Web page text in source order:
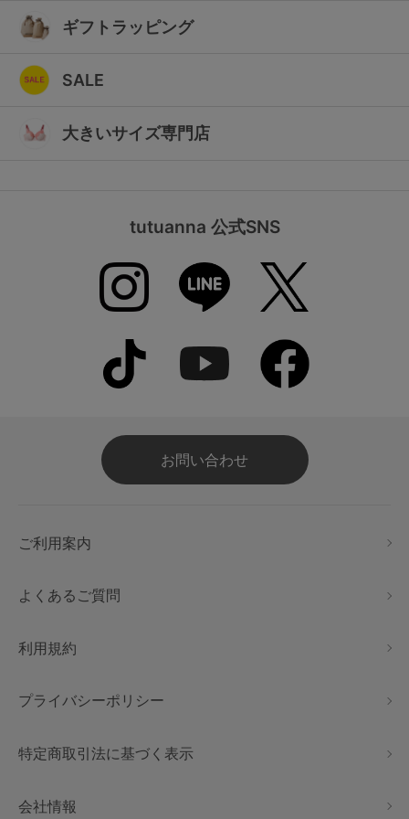
ギフトラッピング
SALE
大きいサイズ専門店
tutuanna 公式SNS
お問い合わせ
ご利用案内
よくあるご質問
利用規約
プライバシーポリシー
特定商取引法に基づく表示
会社情報